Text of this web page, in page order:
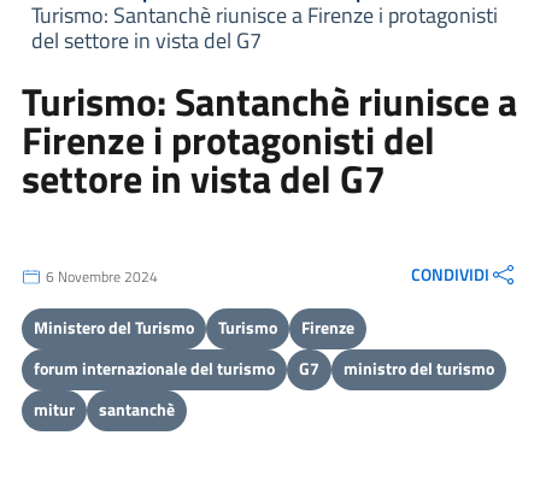
Turismo: Santanchè riunisce a Firenze i protagonisti
del settore in vista del G7
Turismo: Santanchè riunisce a
Firenze i protagonisti del
settore in vista del G7
6 Novembre 2024 CONDIVIDI
Ministero del Turismo Turismo
Firenze
forum internazionale del turismo
G7
ministro del turismo
mitur
santanchè